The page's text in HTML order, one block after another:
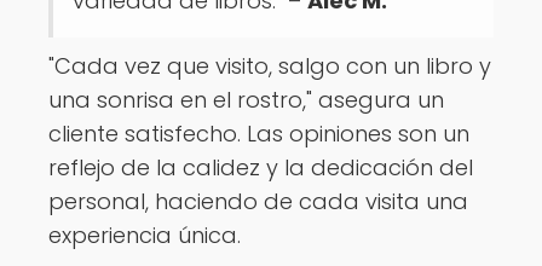
"Cada vez que visito, salgo con un libro y
una sonrisa en el rostro," asegura un
cliente satisfecho. Las opiniones son un
reflejo de la calidez y la dedicación del
personal, haciendo de cada visita una
experiencia única.